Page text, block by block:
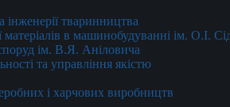
тваринництва
матеріалів в машинобудуванні ім. О.І.
ім. В.Я. Аніловича
та управління якістю
і харчових виробництв